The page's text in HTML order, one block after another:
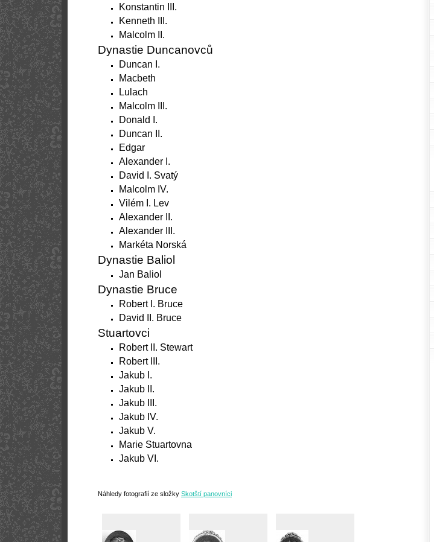
Konstantin III.
Kenneth III.
Malcolm II.
Dynastie Duncanovců
Duncan I.
Macbeth
Lulach
Malcolm III.
Donald I.
Duncan II.
Edgar
Alexander I.
David I. Svatý
Malcolm IV.
Vilém I. Lev
Alexander II.
Alexander III.
Markéta Norská
Dynastie Baliol
Jan Baliol
Dynastie Bruce
Robert I. Bruce
David II. Bruce
Stuartovci
Robert II. Stewart
Robert III.
Jakub I.
Jakub II.
Jakub III.
Jakub IV.
Jakub V.
Marie Stuartovna
Jakub VI.
Náhledy fotografií ze složky Skotští panovníci